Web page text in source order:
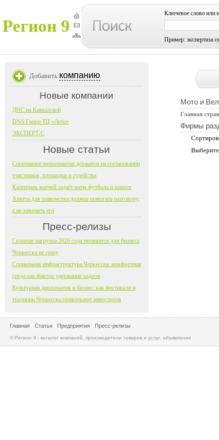
Регион 9
Ключевое слово или
Пример: экспертиза
Мото и
Главная
Фирмы
Добавить компанию
Новые компании
ДНС на Кавказской
DNS Гипер ТЦ «Лето»
ЭКСПЕРТ-С
Новые статьи
Спортивное мероприятие держится на согласовании
участников, площадки и судейства
Календарь матчей задаёт ритм футбола и хоккея
Анкета для знакомства должна помогать разговору,
а не заменять его
Пресс-релизы
Скрытая нагрузка 2026 года проявится для бизнеса
Черкесска не сразу
Социальная инфраструктура Черкесска: комфортная
среда как фактор удержания кадров
Культурная дипломатия и бизнес: как фестивали и
традиции Черкесска привлекают инвесторов
Главная Статьи Предприятия Пресс-релизы
© Регион 9 - каталог компаний, производители товаров и услуг, объявления